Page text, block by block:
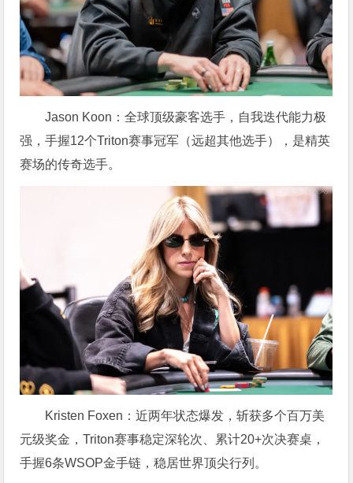
Jason Koon：全球顶级豪客选手，自我迭代能力极
强，手握12个Triton赛事冠军（远超其他选手），是精英
赛场的传奇选手。
Kristen Foxen：近两年状态爆发，斩获多个百万美
元级奖金，Triton赛事稳定深轮次、累计20+次决赛桌，
手握6条WSOP金手链，稳居世界顶尖行列。